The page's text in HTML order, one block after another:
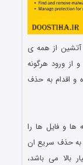
از همه ی
ورود هرگونه
و اقدام به حذف
ها و فایل ها را
به حذف سریع ان
بالا می باشد،